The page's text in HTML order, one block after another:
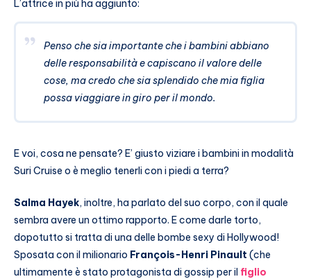
L’attrice in più ha aggiunto:
Penso che sia importante che i bambini abbiano
delle responsabilità e capiscano il valore delle
cose, ma credo che sia splendido che mia figlia
possa viaggiare in giro per il mondo.
E voi, cosa ne pensate? E’ giusto viziare i bambini in modalità
Suri Cruise o è meglio tenerli con i piedi a terra?
Salma Hayek, inoltre, ha parlato del suo corpo, con il quale
sembra avere un ottimo rapporto. E come darle torto,
dopotutto si tratta di una delle bombe sexy di Hollywood!
Sposata con il milionario François-Henri Pinault (che
ultimamente è stato protagonista di gossip per il figlio